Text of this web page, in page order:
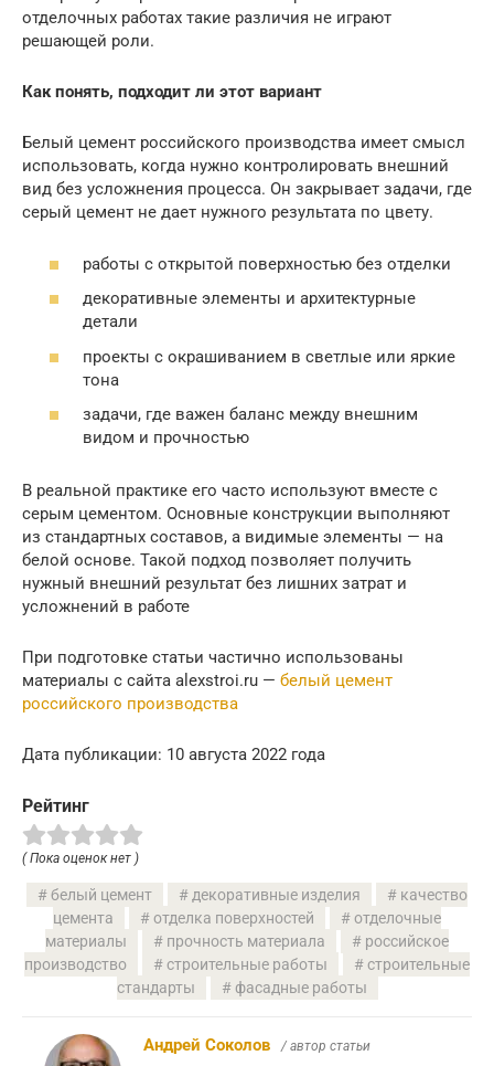
отделочных работах такие различия не играют
решающей роли.
Как понять, подходит ли этот вариант
Белый цемент российского производства имеет смысл
использовать, когда нужно контролировать внешний
вид без усложнения процесса. Он закрывает задачи, где
серый цемент не дает нужного результата по цвету.
работы с открытой поверхностью без отделки
декоративные элементы и архитектурные
детали
проекты с окрашиванием в светлые или яркие
тона
задачи, где важен баланс между внешним
видом и прочностью
В реальной практике его часто используют вместе с
серым цементом. Основные конструкции выполняют
из стандартных составов, а видимые элементы — на
белой основе. Такой подход позволяет получить
нужный внешний результат без лишних затрат и
усложнений в работе
При подготовке статьи частично использованы
материалы с сайта alexstroi.ru — белый цемент
российского производства
Дата публикации: 10 августа 2022 года
Рейтинг
( Пока оценок нет )
белый цемент декоративные изделия
качество
цемента
отделка поверхностей
отделочные
материалы
прочность материала
российское
производство
строительные работы
строительные
стандарты
фасадные работы
Андрей Соколов / автор статьи